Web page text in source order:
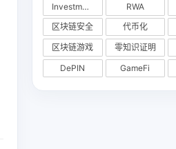
Investments
RWA
区块链安全
代币化
区块链游戏
零知识证明
DePIN
GameFi